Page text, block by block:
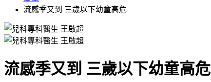
流感季又到 三歲以下幼童高危
流感季又到 三歲以下幼童高危